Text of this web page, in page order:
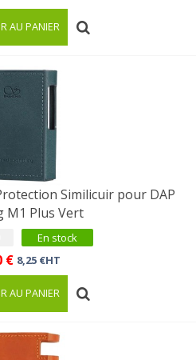
AU PANIER
Similicuir pour DAP
M1 Plus Vert
En stock
€ 8,25 €HT
AU PANIER